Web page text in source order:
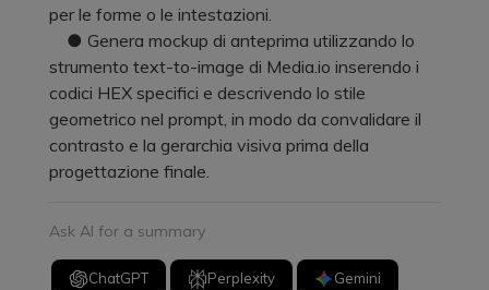
per le forme o le intestazioni.
● Genera mockup di anteprima utilizzando lo
strumento text-to-image di Media.io inserendo i
codici HEX specifici e descrivendo lo stile
geometrico nel prompt, in modo da convalidare il
contrasto e la gerarchia visiva prima della
progettazione finale.
Ask AI for a summary
ChatGPT Perplexity Gemini